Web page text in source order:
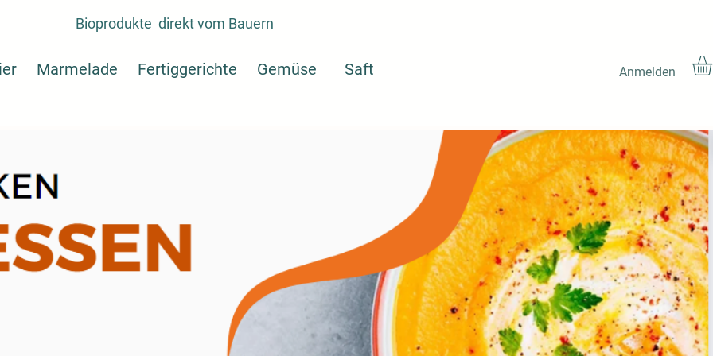
Bioprodukte direkt vom Bauern
Marmelade Fertiggerichte Gemüse Saft Anmelden